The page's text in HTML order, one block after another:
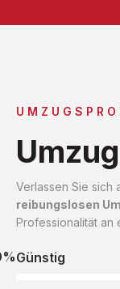
Verlassen Sie sich
reibungslosen
Professionalität an
Günstig